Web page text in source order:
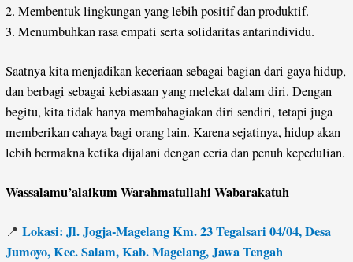
2. Membentuk lingkungan yang lebih positif dan produktif.
3. Menumbuhkan rasa empati serta solidaritas antarindividu.
Saatnya kita menjadikan keceriaan sebagai bagian dari gaya hidup,
dan berbagi sebagai kebiasaan yang melekat dalam diri. Dengan
begitu, kita tidak hanya membahagiakan diri sendiri, tetapi juga
memberikan cahaya bagi orang lain. Karena sejatinya, hidup akan
lebih bermakna ketika dijalani dengan ceria dan penuh kepedulian.
Wassalamu’alaikum Warahmatullahi Wabarakatuh
📍 Lokasi: Jl. Jogja-Magelang Km. 23 Tegalsari 04/04, Desa
Jumoyo, Kec. Salam, Kab. Magelang, Jawa Tengah